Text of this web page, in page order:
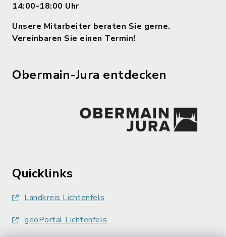
14:00-18:00 Uhr
Unsere Mitarbeiter beraten Sie gerne.
Vereinbaren Sie einen Termin!
Obermain-Jura entdecken
Quicklinks
Landkreis Lichtenfels
geoPortal Lichtenfels